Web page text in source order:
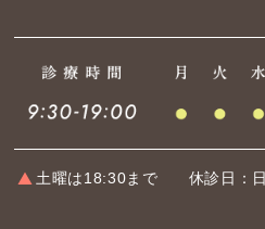
土曜は18:30まで 休診日：